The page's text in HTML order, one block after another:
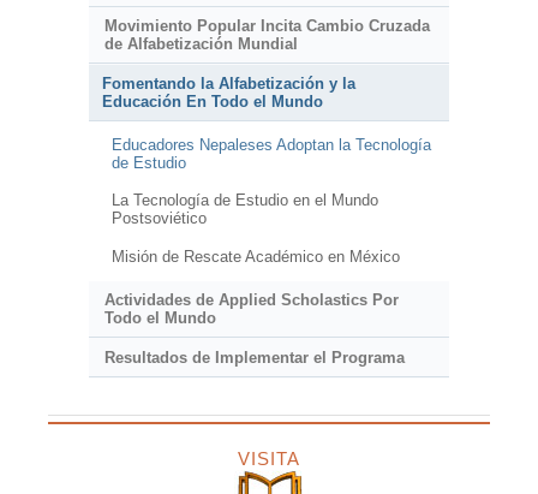
Movimiento Popular Incita Cambio Cruzada
de Alfabetización Mundial
Fomentando la Alfabetización y la
Educación En Todo el Mundo
Educadores Nepaleses Adoptan la Tecnología
de Estudio
La Tecnología de Estudio en el Mundo
Postsoviético
Misión de Rescate Académico en México
Actividades de Applied Scholastics Por
Todo el Mundo
Resultados de Implementar el Programa
VISITA